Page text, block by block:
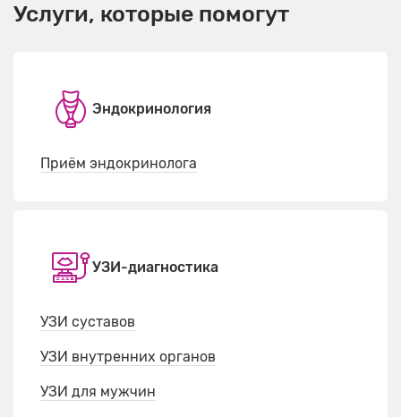
Услуги, которые помогут
Эндокринология
Приём эндокринолога
УЗИ-диагностика
УЗИ суставов
УЗИ внутренних органов
УЗИ для мужчин